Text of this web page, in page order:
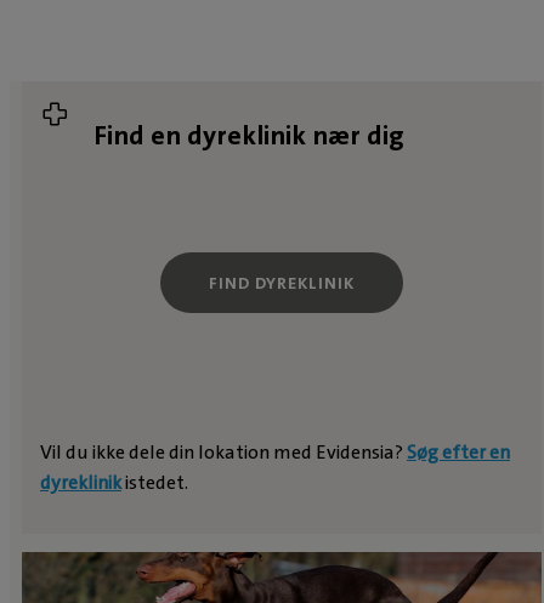
Find en dyreklinik nær dig
FIND DYREKLINIK
Vil du ikke dele din lokation med Evidensia?Søg efter en
dyreklinikistedet.